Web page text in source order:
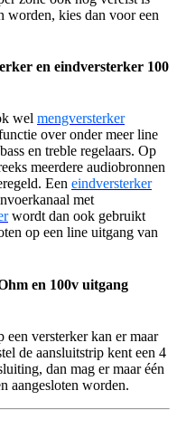
worden, kies dan voor een
en eindversterker 100
wel mengversterker
over onder meer line
en treble regelaars. Op
meerdere audiobronnen
Een eindversterker
met
wordt dan ook gebruikt
op een line uitgang van
en 100v uitgang
versterker kan er maar
de aansluitstrip kent een 4
dan mag er maar één
aangesloten worden.